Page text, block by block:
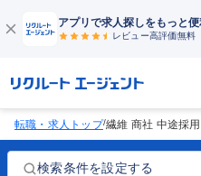
アプリで求人探しをもっと便
レビュー高評価無料
転職・求人トップ/繊維 商社 中途採用
検索条件を設定する